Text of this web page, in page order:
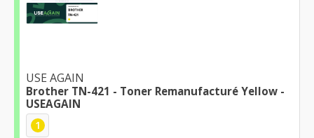
USE AGAIN
Brother TN-421 - Toner Remanufacturé Yellow -
USEAGAIN
1